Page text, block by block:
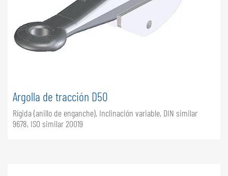
Argolla de tracción D50
Rígida (anillo de enganche), Inclinación variable, DIN similar
9678, ISO similar 20019